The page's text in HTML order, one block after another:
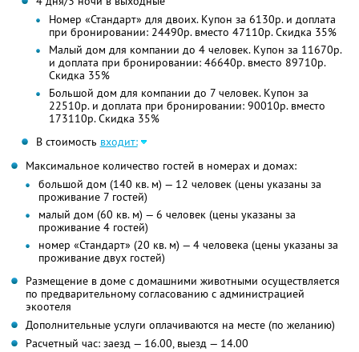
Номер «Стандарт» для двоих. Купон за 6130р. и доплата
при бронировании: 24490р. вместо 47110р. Скидка 35%
Малый дом для компании до 4 человек. Купон за 11670р.
и доплата при бронировании: 46640р. вместо 89710р.
Скидка 35%
Большой дом для компании до 7 человек. Купон за
22510р. и доплата при бронировании: 90010р. вместо
173110р. Скидка 35%
В стоимость входит:
Максимальное количество гостей в номерах и домах:
большой дом (140 кв. м) — 12 человек (цены указаны за
проживание 7 гостей)
малый дом (60 кв. м) — 6 человек (цены указаны за
проживание 4 гостей)
номер «Стандарт» (20 кв. м) — 4 человека (цены указаны за
проживание двух гостей)
Размещение в доме с домашними животными осуществляется
по предварительному согласованию с администрацией
экоотеля
Дополнительные услуги оплачиваются на месте (по желанию)
Расчетный час: заезд — 16.00, выезд — 14.00